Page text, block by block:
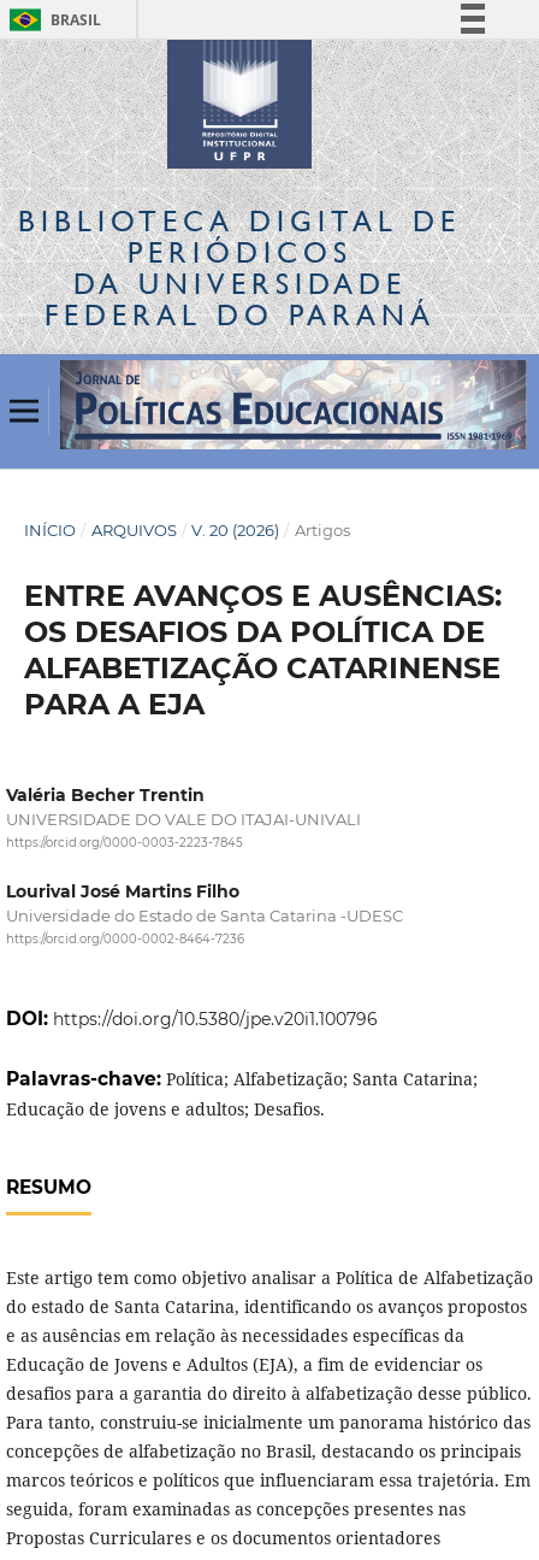
BRASIL
Simplifique!
Comunica BR
Participe
Acesso à informação
Legislação
Canais
BIBLIOTECA DIGITALDE
PERIÓDICOS
DA UNIVERSIDADE
FEDERAL DO PARANÁ
INÍCIO / ARQUIVOS / V. 20 (2026) / Artigos
ENTRE AVANÇOS E AUSÊNCIAS:
OS DESAFIOS DA POLÍTICA DE
ALFABETIZAÇÃO CATARINENSE
PARA A EJA
Valéria Becher Trentin
UNIVERSIDADE DO VALE DO ITAJAI-UNIVALI
https://orcid.org/0000-0003-2223-7845
Lourival José Martins Filho
Universidade do Estado de Santa Catarina -UDESC
https://orcid.org/0000-0002-8464-7236
DOI: https://doi.org/10.5380/jpe.v20i1.100796
Palavras-chave: Política; Alfabetização; Santa Catarina;
Educação de jovens e adultos; Desafios.
RESUMO
Este artigo tem como objetivo analisar a Política de Alfabetização
do estado de Santa Catarina, identificando os avanços propostos
e as ausências em relação às necessidades específicas da
Educação de Jovens e Adultos (EJA), a fim de evidenciar os
desafios para a garantia do direito à alfabetização desse público.
Para tanto, construiu-se inicialmente um panorama histórico das
concepções de alfabetização no Brasil, destacando os principais
marcos teóricos e políticos que influenciaram essa trajetória. Em
seguida, foram examinadas as concepções presentes nas
Propostas Curriculares e os documentos orientadores